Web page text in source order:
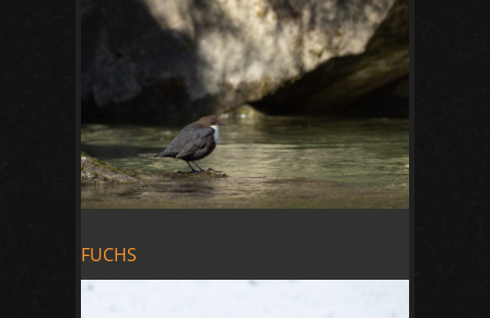
FUCHS